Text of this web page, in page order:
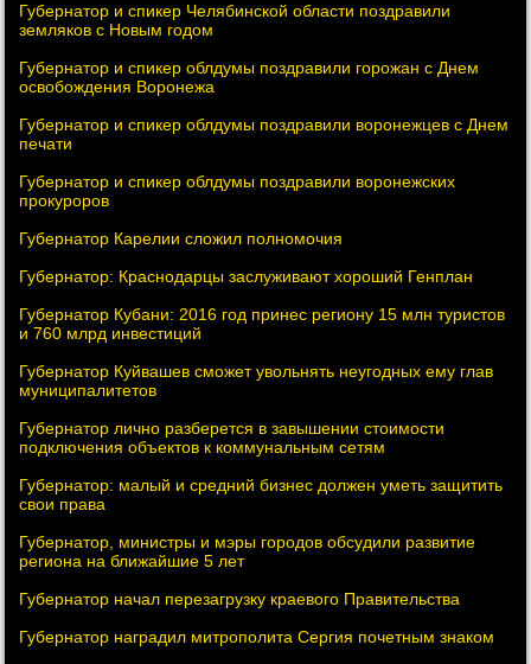
Губернатор и спикер Челябинской области поздравили
земляков с Новым годом
Губернатор и спикер облдумы поздравили горожан с Днем
освобождения Воронежа
Губернатор и спикер облдумы поздравили воронежцев с Днем
печати
Губернатор и спикер облдумы поздравили воронежских
прокуроров
Губернатор Карелии сложил полномочия
Губернатор: Краснодарцы заслуживают хороший Генплан
Губернатор Кубани: 2016 год принес региону 15 млн туристов
и 760 млрд инвестиций
Губернатор Куйвашев сможет увольнять неугодных ему глав
муниципалитетов
Губернатор лично разберется в завышении стоимости
подключения объектов к коммунальным сетям
Губернатор: малый и средний бизнес должен уметь защитить
свои права
Губернатор, министры и мэры городов обсудили развитие
региона на ближайшие 5 лет
Губернатор начал перезагрузку краевого Правительства
Губернатор наградил митрополита Сергия почетным знаком